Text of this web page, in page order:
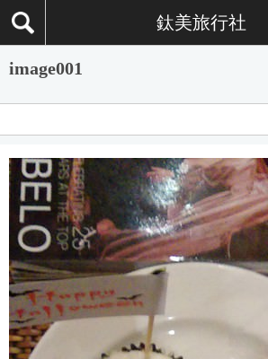
鈦美旅行社
image001